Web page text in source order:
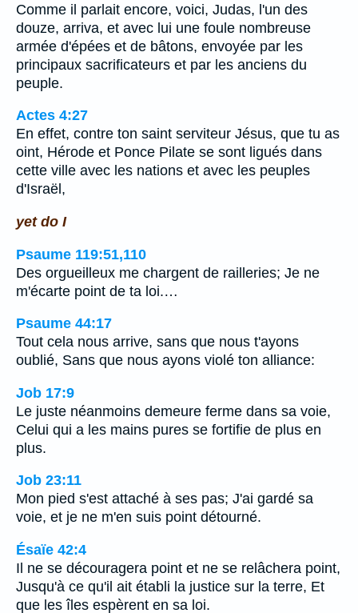
Comme il parlait encore, voici, Judas, l'un des
douze, arriva, et avec lui une foule nombreuse
armée d'épées et de bâtons, envoyée par les
principaux sacrificateurs et par les anciens du
peuple.
Actes 4:27
En effet, contre ton saint serviteur Jésus, que tu as
oint, Hérode et Ponce Pilate se sont ligués dans
cette ville avec les nations et avec les peuples
d'Israël,
yet do I
Psaume 119:51,110
Des orgueilleux me chargent de railleries; Je ne
m'écarte point de ta loi.…
Psaume 44:17
Tout cela nous arrive, sans que nous t'ayons
oublié, Sans que nous ayons violé ton alliance:
Job 17:9
Le juste néanmoins demeure ferme dans sa voie,
Celui qui a les mains pures se fortifie de plus en
plus.
Job 23:11
Mon pied s'est attaché à ses pas; J'ai gardé sa
voie, et je ne m'en suis point détourné.
Ésaïe 42:4
Il ne se découragera point et ne se relâchera point,
Jusqu'à ce qu'il ait établi la justice sur la terre, Et
que les îles espèrent en sa loi.